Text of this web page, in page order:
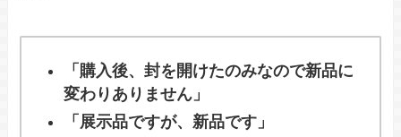
「購入後、封を開けたのみなので新品に
変わりありません」
「展示品ですが、新品です」